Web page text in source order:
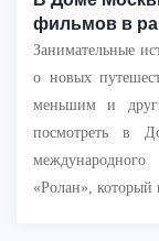
фильмов в
Занимательные
о новых
меньшим и
посмотреть в
«Ролан», который